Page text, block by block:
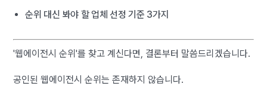
순위 대신 봐야 할 업체 선정 기준 3가지
'웹에이전시 순위'를 찾고 계신다면, 결론부터 말씀드리겠습니다.
공인된 웹에이전시 순위는 존재하지 않습니다.